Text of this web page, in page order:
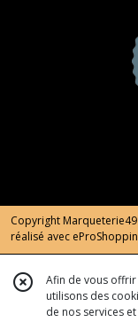
Copyright Marqueterie49
réalisé avec
Afin de vous
utilisons des
de nos services